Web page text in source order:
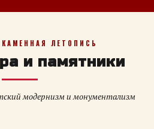
ЛЕТОПИСЬ
и памятники
модернизм и монументализм